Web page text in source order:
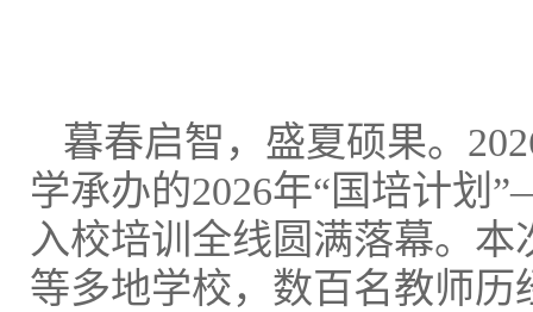
暮春启智，盛夏硕果。
学承办的2026年“国培计
入校培训全线圆满落幕。
等多地学校，数百名教师